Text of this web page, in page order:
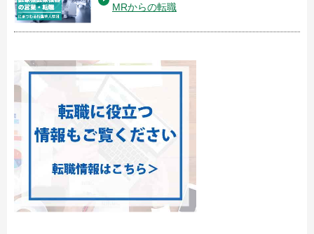
MRからの転職